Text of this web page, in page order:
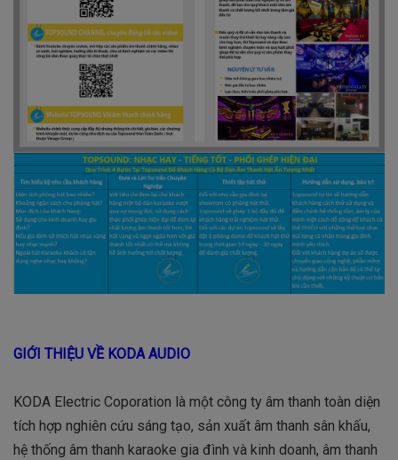
GIỚI THIỆU VỀ KODA AUDIO
KODA Electric Coporation là một công ty âm thanh toàn diện
tích hợp nghiên cứu sáng tạo, sản xuất âm thanh sân khấu,
hệ thống âm thanh karaoke gia đình và kinh doanh, âm thanh